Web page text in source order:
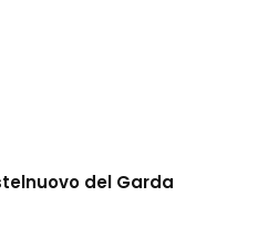
del Garda